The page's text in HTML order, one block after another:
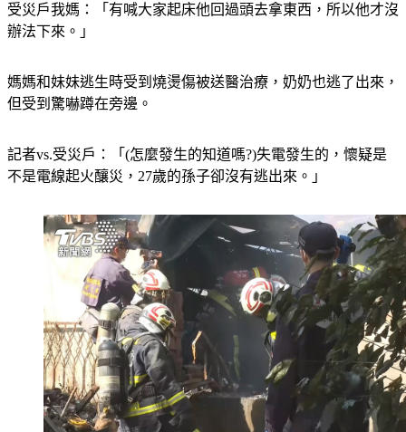
受災戶我媽：「有喊大家起床他回過頭去拿東西，所以他才沒
辦法下來。」
媽媽和妹妹逃生時受到燒燙傷被送醫治療，奶奶也逃了出來，
但受到驚嚇蹲在旁邊。
記者vs.受災戶：「(怎麼發生的知道嗎?)失電發生的，懷疑是
不是電線起火釀災，27歲的孫子卻沒有逃出來。」